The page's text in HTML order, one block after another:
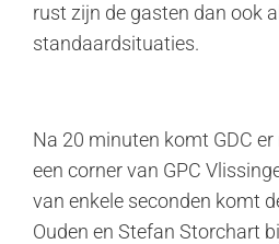
rust zijn de gasten dan ook
standaardsituaties.
Na 20 minuten komt GDC
een corner van GPC
van enkele seconden komt
Ouden en Stefan Storchart